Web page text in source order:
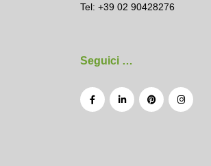
Tel: +39 02 90428276
Seguici …